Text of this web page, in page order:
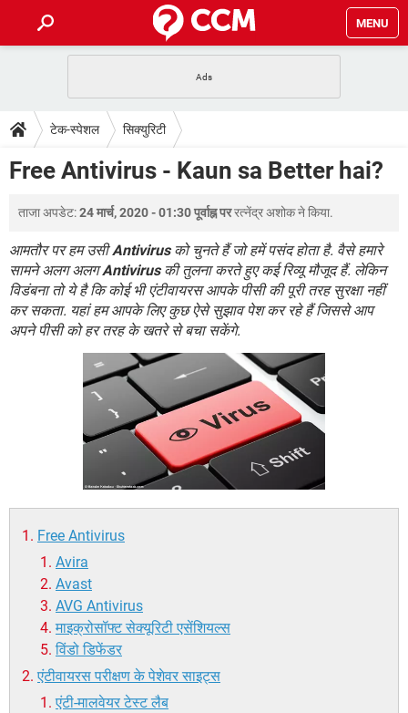
MENU
फोन पर अकाउंट बैलेंस चेक
WhatsApp Hack हो गया? Lucky Patcher यूज करें
टेक-स्पेशल
2020 के फ्री एंटीवायरस
बेस्ट फ्री ऑनलाइन गेम्स
डाउनलोड
FORUM
TikTok Account Freeze हो गया JioPhone में TikTok डाउनलोड
SBI बैंक अकाउंट नंबर पता करें
एनसाइक्लोपीडिया
केबल और कनेक्टर्स कंप्यूटर बस
सीरियल और पैरलल पोर्ट
टेक-स्पेशल सिक्युरिटी
Free Antivirus - Kaun sa Better hai?
ताजा अपडेट:24 मार्च, 2020 - 01:30 पूर्वाह्न पररत्नेंद्र अशोकने किया.
आमतौर पर हम उसीAntivirusको चुनते हैं जो हमें पसंद होता है. वैसे हमारे
सामने अलग अलगAntivirusकी तुलना करते हुए कई रिव्यू मौजूद हैं. लेकिन
विडंबना तो ये है कि कोई भी एंटीवायरस आपके पीसी की पूरी तरह सुरक्षा नहीं
कर सकता. यहां हम आपके लिए कुछ ऐसे सुझाव पेश कर रहे हैं जिससे आप
अपने पीसी को हर तरह के खतरे से बचा सकेंगे.
Free Antivirus
Avira
Avast
AVG Antivirus
माइक्रोसॉफ्ट सेक्यूरिटी एसेंशियल्स
विंडो डिफेंडर
एंटीवायरस परीक्षण के पेशेवर साइट्स
एंटी-मालवेयर टेस्ट लैब